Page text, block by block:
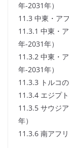
年-2031年）
11.3 中東・ア
11.3.1 中東・
年-2031年）
11.3.2 中東・
年-2031年）
11.3.3 トルコ
11.3.4 エジプ
11.3.5 サウジ
年）
11.3.6 南アフ